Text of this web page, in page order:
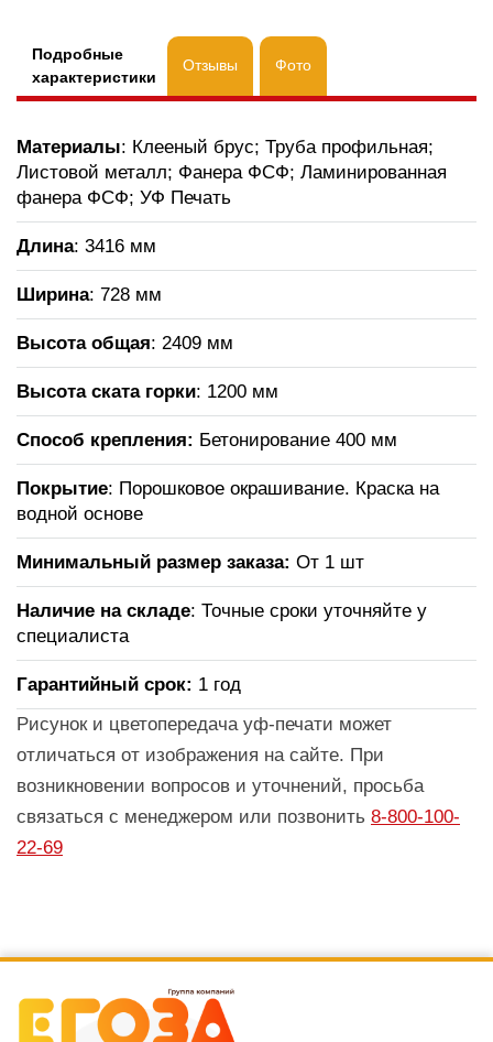
Подробные
характеристики
Отзывы Фото
Материалы: Клееный брус; Труба профильная;
Листовой металл; Фанера ФСФ; Ламинированная
фанера ФСФ; УФ Печать
Длина: 3416 мм
Ширина: 728 мм
Высота общая: 2409 мм
Высота ската горки: 1200 мм
Способ крепления: Бетонирование 400 мм
Покрытие: Порошковое окрашивание. Краска на
водной основе
Минимальный размер заказа: От 1 шт
Наличие на складе: Точные сроки уточняйте у
специалиста
Гарантийный срок: 1 год
Рисунок и цветопередача уф-печати может
отличаться от изображения на сайте. При
возникновении вопросов и уточнений, просьба
связаться с менеджером или позвонить 8-800-100-
22-69